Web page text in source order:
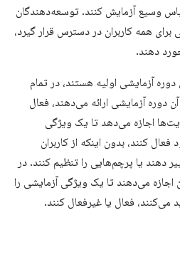
وسیع آزمایش کنند. توسعه‌دهندگان
برای همه کاربران در دسترس قرار گیرد،
دهند.
آزمایشی اولیه هستند، در تمام
دوره آزمایشی ارائه می‌دهند، فعال
اجازه می‌دهد تا یک ویژگی
کنند، بدون اینکه از کاربران
دهند یا پرچم‌هایی را تنظیم کنند. در
اجازه می‌دهند تا یک ویژگی آزمایشی را
فعال یا غیرفعال کنند.